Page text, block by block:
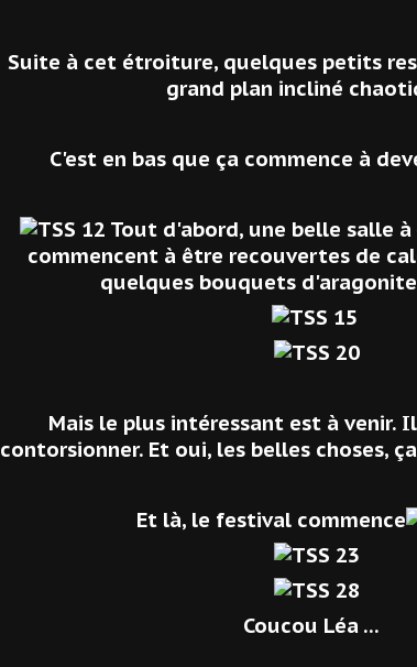
Suite à cet étroiture, quelques petits
grand plan incliné
C'est en bas que ça commence à
Tout d'abord, une belle salle à
commencent à être recouvertes de
quelques bouquets
Mais le plus intéressant est à venir.
contorsionner. Et oui, les belles choses,
Et là, le festival commence
Coucou Léa ...